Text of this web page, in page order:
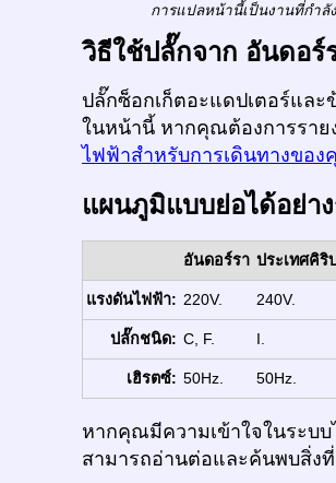
การแปลหน้านี้เป็นงานที่กำ
วิธีใช้ปลั๊กจาก อันดอร์
ปลั๊กซ็อกเก็ตอะแดปเตอร์และ
ในหน้านี้ หากคุณต้องการราย
ไฟฟ้าสำหรับการเดินทางขอ
แผนภูมิแบบย่อได้อย่าง
อันดอร์รา ประเทศคิริ
แรงดันไฟฟ้า: 220V. 240V.
ปลั๊กชนิด: C, F. I.
เฮิรตซ์: 50Hz. 50Hz.
หากคุณมีความเข้าใจในระ
สามารถอ่านต่อและค้นพบสิ่ง